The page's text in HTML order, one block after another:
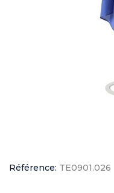
Référence: TE0901.026